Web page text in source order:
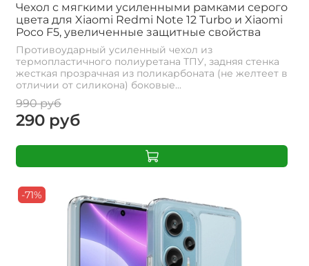
Чехол с мягкими усиленными рамками серого
цвета для Xiaomi Redmi Note 12 Turbo и Xiaomi
Poco F5, увеличенные защитные свойства
Противоударный усиленный чехол из
термопластичного полиуретана ТПУ, задняя стенка
жесткая прозрачная из поликарбоната (не желтеет в
отличии от силикона) боковые...
990 руб
290 руб
-71%